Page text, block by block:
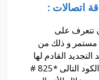
اتصالات :
تتعرف على
مستمر و ذلك من
القادم لها
من خلال الأتصال على الكود التالى *825 #